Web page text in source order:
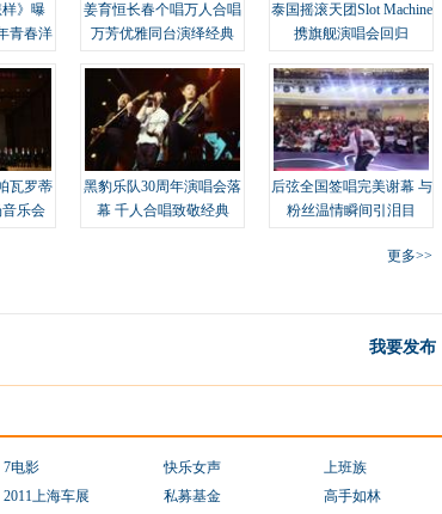
》曝
青春洋
姜育恒长春个唱万人合唱
万芳优雅同台演绎经典
泰国摇滚天团Slot Machine
携旗舰演唱会回归
瓦罗蒂
乐会
黑豹乐队30周年演唱会落
幕 千人合唱致敬经典
后弦全国签唱完美谢幕 与
粉丝温情瞬间引泪目
更多>>
我要发布
7电影 快乐女声 上班族
2011上海车展 私募基金 高手如林